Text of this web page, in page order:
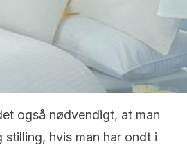
også nødvendigt, at man
stilling, hvis man har ondt i